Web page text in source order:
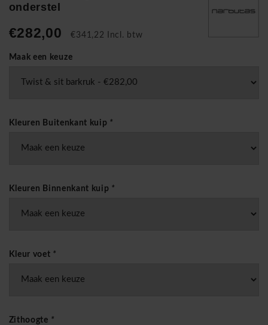
onderstel
€282,00 €341,22 Incl. btw
Maak een keuze
Kleuren Buitenkant kuip *
Kleuren Binnenkant kuip *
Kleur voet *
Zithoogte *